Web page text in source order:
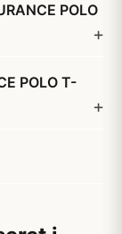
POLO
POLO T-